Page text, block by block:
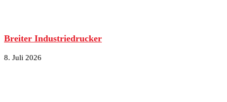
Breiter Industriedrucker
8. Juli 2026